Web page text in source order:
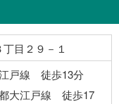
目２９－１
戸線 徒歩13分
大江戸線 徒歩17